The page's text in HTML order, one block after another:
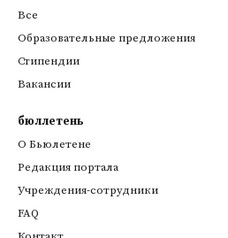
Все
Образовательные предложения
Стипендии
Вакансии
бюллетень
О Бьюлетене
Редакция портала
Учреждения-сотрудники
FAQ